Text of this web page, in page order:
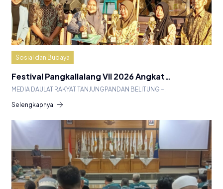
Sosial dan Budaya
Festival Pangkallalang VII 2026 Angkat…
MEDIA DAULAT RAKYAT TANJUNGPANDAN BELITUNG –…
Selengkapnya